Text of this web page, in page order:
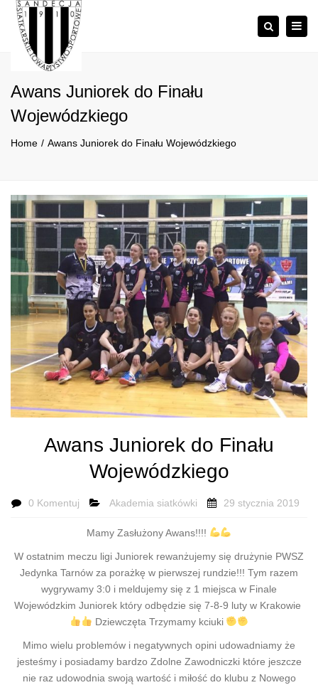
Szukaj
Awans Juniorek do Finału
Wojewódzkiego
Home Awans Juniorek do Finału Wojewódzkiego
Awans Juniorek do Finału
Wojewódzkiego
0 Komentuj Akademia siatkówki 29 stycznia 2019
Mamy Zasłużony Awans!!!!
W ostatnim meczu ligi Juniorek rewanżujemy się drużynie PWSZ
Jedynka Tarnów za porażkę w pierwszej rundzie!!! Tym razem
wygrywamy 3:0 i meldujemy się z 1 miejsca w Finale
Wojewódzkim Juniorek który odbędzie się 7-8-9 luty w Krakowie
Dziewczęta Trzymamy kciuki
Mimo wielu problemów i negatywnych opini udowadniamy że
jesteśmy i posiadamy bardzo Zdolne Zawodniczki które jeszcze
nie raz udowodnia swoją wartość i miłość do klubu z Nowego